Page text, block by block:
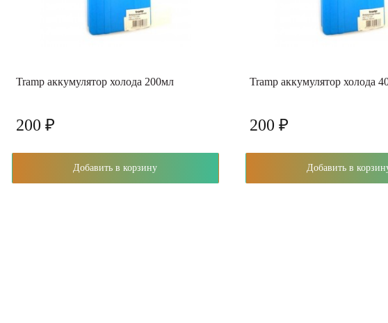
Tramp аккумулятор холода 200мл
200 ₽
Добавить в корзину
Tramp аккумулятор холода
200 ₽
Добавить в